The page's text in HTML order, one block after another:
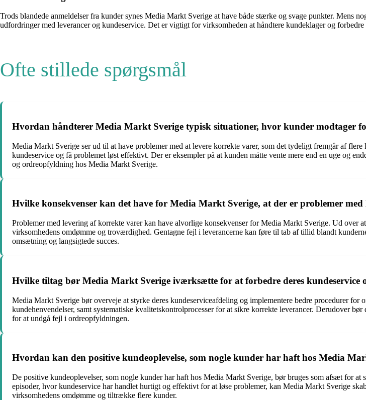
Trods blandede anmeldelser fra kunder synes Media Markt Sverige at have både stærke og svage punkter. Mens
udfordringer med leverancer og kundeservice. Det er vigtigt for virksomheden at håndtere kundeklager og
Ofte stillede spørgsmål
Hvordan håndterer Media Markt Sverige typisk situationer, hvor kunder modtager
Media Markt Sverige ser ud til at have problemer med at levere korrekte varer, som det tydeligt fremgår af
kundeservice og få problemet løst effektivt. Der er eksempler på at kunden måtte vente mere end en uge og
og ordreopfyldning hos Media Markt Sverige.
Hvilke konsekvenser kan det have for Media Markt Sverige, at der er problemer
Problemer med levering af korrekte varer kan have alvorlige konsekvenser for Media Markt Sverige. Ud over
virksomhedens omdømme og troværdighed. Gentagne fejl i leverancerne kan føre til tab af tillid blandt
omsætning og langsigtede succes.
Hvilke tiltag bør Media Markt Sverige iværksætte for at forbedre deres kundeservice
Media Markt Sverige bør overveje at styrke deres kundeserviceafdeling og implementere bedre procedurer
kundehenvendelser, samt systematiske kvalitetskontrolprocesser for at sikre korrekte leverancer. Derudover
for at undgå fejl i ordreopfyldningen.
Hvordan kan den positive kundeoplevelse, som nogle kunder har haft hos Media
De positive kundeoplevelser, som nogle kunder har haft hos Media Markt Sverige, bør bruges som afsæt for
episoder, hvor kundeservice har handlet hurtigt og effektivt for at løse problemer, kan Media Markt Sverige
virksomhedens omdømme og tiltrække flere kunder.